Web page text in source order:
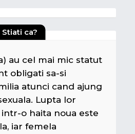
Stiati ca?
au cel mai mic statut
obligati sa-si
atunci cand ajung
Lupta lor
o haita noua este
iar femela